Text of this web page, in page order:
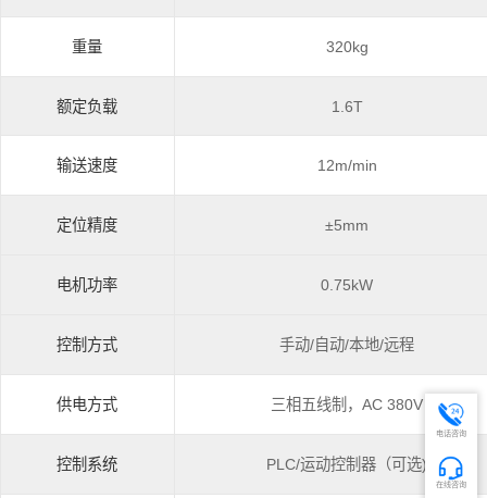
电话咨询
在线咨询
重量 320kg
额定负载 1.6T
输送速度 12m/min
定位精度 ±5mm
电机功率 0.75kW
控制方式 手动/自动/本地/远程
供电方式 三相五线制，AC 380V
控制系统 PLC/运动控制器（可选)